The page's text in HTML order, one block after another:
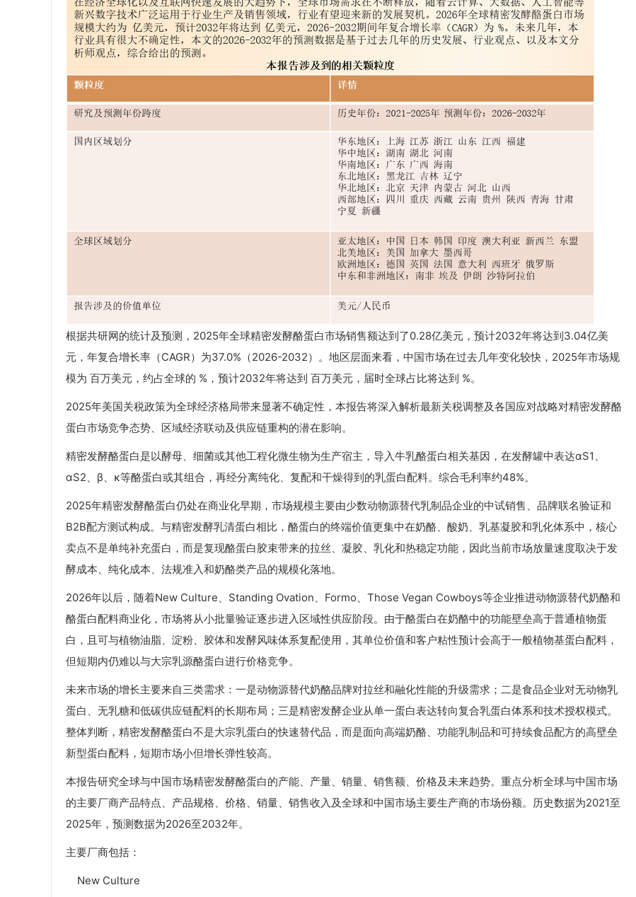
根据共研网的统计及预测，2025年全球精密发酵酪蛋白市场销售额达到了0.28亿美元，预计2032年将达到3.04亿美
元，年复合增长率（CAGR）为37.0%（2026-2032）。地区层面来看，中国市场在过去几年变化较快，2025年市场规
模为 百万美元，约占全球的 %，预计2032年将达到 百万美元，届时全球占比将达到 %。
2025年美国关税政策为全球经济格局带来显著不确定性，本报告将深入解析最新关税调整及各国应对战略对精密发酵酪
蛋白市场竞争态势、区域经济联动及供应链重构的潜在影响。
精密发酵酪蛋白是以酵母、细菌或其他工程化微生物为生产宿主，导入牛乳酪蛋白相关基因，在发酵罐中表达αS1、
αS2、β、κ等酪蛋白或其组合，再经分离纯化、复配和干燥得到的乳蛋白配料。综合毛利率约48%。
2025年精密发酵酪蛋白仍处在商业化早期，市场规模主要由少数动物源替代乳制品企业的中试销售、品牌联名验证和
B2B配方测试构成。与精密发酵乳清蛋白相比，酪蛋白的终端价值更集中在奶酪、酸奶、乳基凝胶和乳化体系中，核心
卖点不是单纯补充蛋白，而是复现酪蛋白胶束带来的拉丝、凝胶、乳化和热稳定功能，因此当前市场放量速度取决于发
酵成本、纯化成本、法规准入和奶酪类产品的规模化落地。
2026年以后，随着New Culture、Standing Ovation、Formo、Those Vegan Cowboys等企业推进动物源替代奶酪和
酪蛋白配料商业化，市场将从小批量验证逐步进入区域性供应阶段。由于酪蛋白在奶酪中的功能壁垒高于普通植物蛋
白，且可与植物油脂、淀粉、胶体和发酵风味体系复配使用，其单位价值和客户粘性预计会高于一般植物基蛋白配料，
但短期内仍难以与大宗乳源酪蛋白进行价格竞争。
未来市场的增长主要来自三类需求：一是动物源替代奶酪品牌对拉丝和融化性能的升级需求；二是食品企业对无动物乳
蛋白、无乳糖和低碳供应链配料的长期布局；三是精密发酵企业从单一蛋白表达转向复合乳蛋白体系和技术授权模式。
整体判断，精密发酵酪蛋白不是大宗乳蛋白的快速替代品，而是面向高端奶酪、功能乳制品和可持续食品配方的高壁垒
新型蛋白配料，短期市场小但增长弹性较高。
本报告研究全球与中国市场精密发酵酪蛋白的产能、产量、销量、销售额、价格及未来趋势。重点分析全球与中国市场
的主要厂商产品特点、产品规格、价格、销量、销售收入及全球和中国市场主要生产商的市场份额。历史数据为2021至
2025年，预测数据为2026至2032年。
主要厂商包括：
New Culture